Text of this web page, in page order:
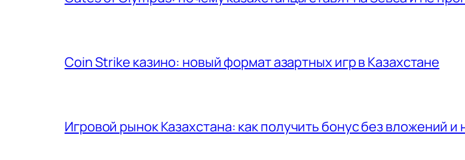
Coin Strike казино: новый формат азартных игр в Казахстане
Игровой рынок Казахстана: как получить бонус без вложений и